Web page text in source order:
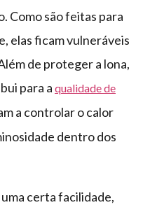
Como são feitas para
elas ficam vulneráveis
de proteger a lona,
para a qualidade de
a controlar o calor
dentro dos
certa facilidade,